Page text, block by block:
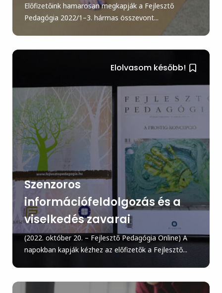
Előfizetőink hamarosan megkapják a Fejlesztő
Pedagógia 2022/1–3. hármas összevont...
Elolvasom később!
Szenzoros
információfeldolgozás és a
viselkedés zavarai
(2022. október 20. – Fejlesztő Pedagógia Online) A
napokban kapják kézhez az előfizetők a Fejlesztő...